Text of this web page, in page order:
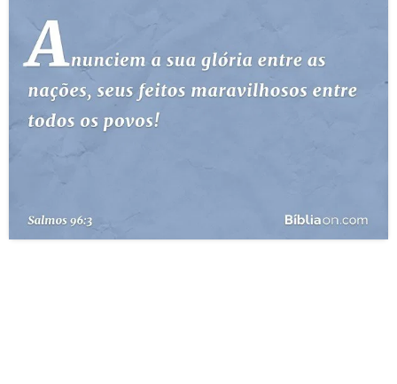
10 MANDAMENTOS
ESTUDOS BÍBLICOS
ESBOÇOS DE PREGAÇÃO
PERGUNTE À BÍBLIA